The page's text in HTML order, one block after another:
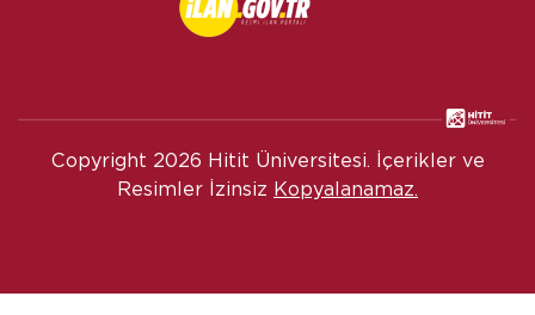
Copyright 2026 Hitit Üniversitesi. İçerikler ve
Resimler İzinsiz Kopyalanamaz.